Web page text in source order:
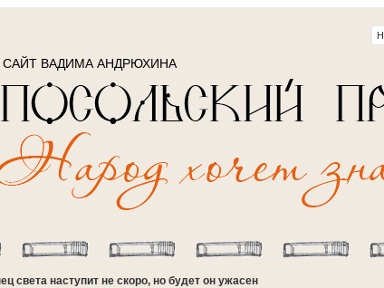
САЙТ ВАДИМА АНДРЮХИНА
света наступит не скоро, но будет он ужасен